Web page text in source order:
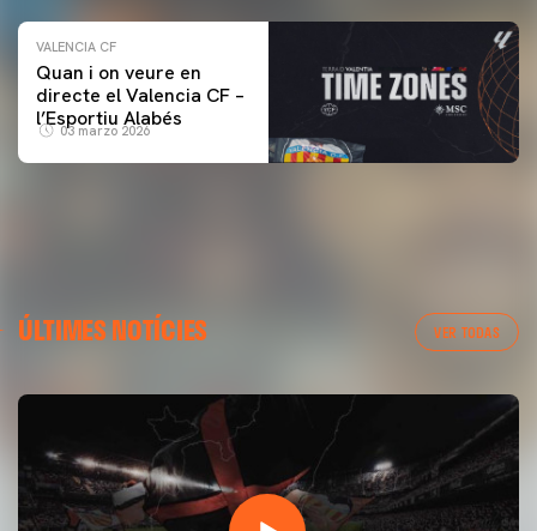
VALENCIA CF
Quan i on veure en
directe el Valencia CF –
l’Esportiu Alabés
03 marzo 2026
ÚLTIMES NOTÍCIES VER TODAS